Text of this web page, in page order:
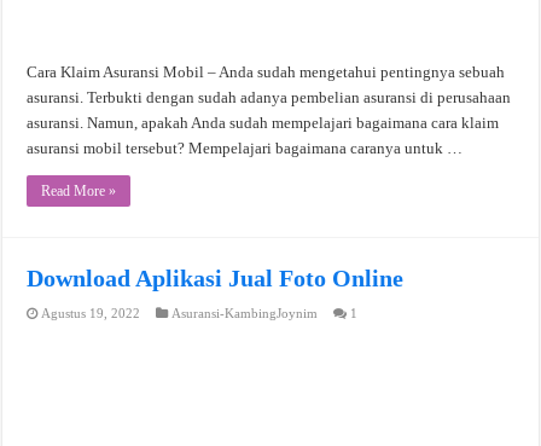
Cara Klaim Asuransi Mobil – Anda sudah mengetahui pentingnya sebuah
asuransi. Terbukti dengan sudah adanya pembelian asuransi di perusahaan
asuransi. Namun, apakah Anda sudah mempelajari bagaimana cara klaim
asuransi mobil tersebut? Mempelajari bagaimana caranya untuk …
Read More »
Download Aplikasi Jual Foto Online
Agustus 19, 2022 Asuransi-KambingJoynim 1